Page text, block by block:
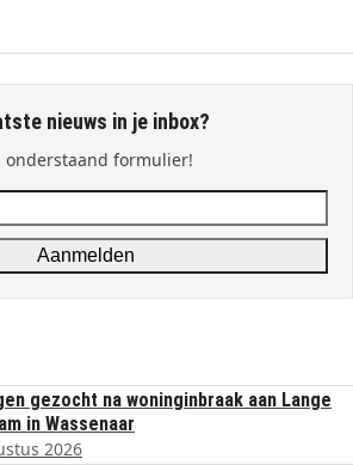
nieuws in je inbox?
onderstaand formulier!
Aanmelden
gezocht na woninginbraak aan Lange
in Wassenaar
2026